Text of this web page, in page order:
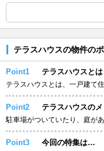
テラスハウスの物件の
Point1 テラスハウスとは
テラスハウスとは、一戸建て
Point2 テラスハウスのメ
駐車場がついていたり、庭が
Point3 今回の特集は…